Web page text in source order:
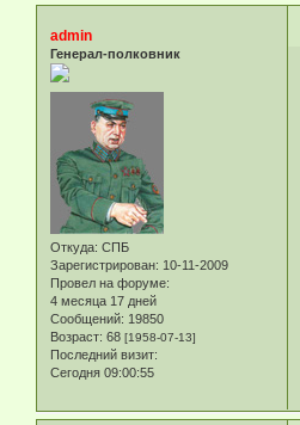
admin
Генерал-полковник
Откуда: СПБ
Зарегистрирован: 10-11-2009
Провел на форуме:
4 месяца 17 дней
Сообщений: 19850
Возраст: 68 [1958-07-13]
Последний визит:
Сегодня 09:00:55